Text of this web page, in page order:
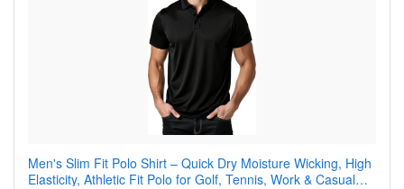
Men's Slim Fit Polo Shirt – Quick Dry Moisture Wicking, High
Elasticity, Athletic Fit Polo for Golf, Tennis, Work & Casual